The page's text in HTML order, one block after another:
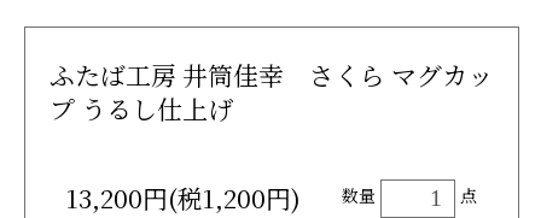
ふたば工房 井筒佳幸 さくら マグカッ
プ うるし仕上げ
13,200円(税1,200円) 数量 点